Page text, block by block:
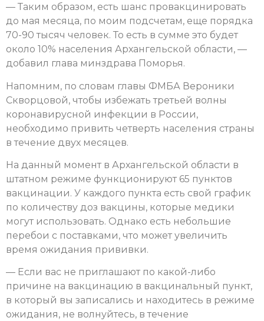
— Таким образом, есть шанс провакцинировать
до мая месяца, по моим подсчетам, еще порядка
70-90 тысяч человек. То есть в сумме это будет
около 10% населения Архангельской области, —
добавил глава минздрава Поморья.
Напомним, по словам главы ФМБА Вероники
Скворцовой, чтобы избежать третьей волны
коронавирусной инфекции в России,
необходимо привить четверть населения страны
в течение двух месяцев.
На данный момент в Архангельской области в
штатном режиме функционируют 65 пунктов
вакцинации. У каждого пункта есть свой график
по количеству доз вакцины, которые медики
могут использовать. Однако есть небольшие
перебои с поставками, что может увеличить
время ожидания прививки.
— Если вас не приглашают по какой-либо
причине на вакцинацию в вакцинальный пункт,
в который вы записались и находитеcь в режиме
ожидания, не волнуйтесь, в течение